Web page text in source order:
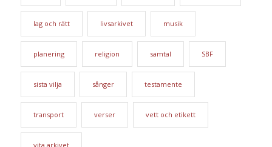
lag och rätt livsarkivet musik
planering religion samtal SBF
sista vilja sånger testamente
transport verser vett och etikett
vita arkivet